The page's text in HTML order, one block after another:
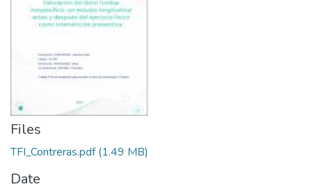
Files
TFI_Contreras.pdf(1.49 MB)
Date